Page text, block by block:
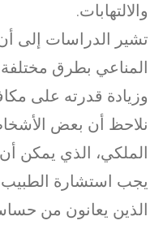
والالتهابات.
تشير الدراسات إلى
المناعي بطرق
وزيادة قدرته على
نلاحظ أن بعض
الملكي، الذي يمكن
يجب استشارة الطبيب
الذين يعانون من